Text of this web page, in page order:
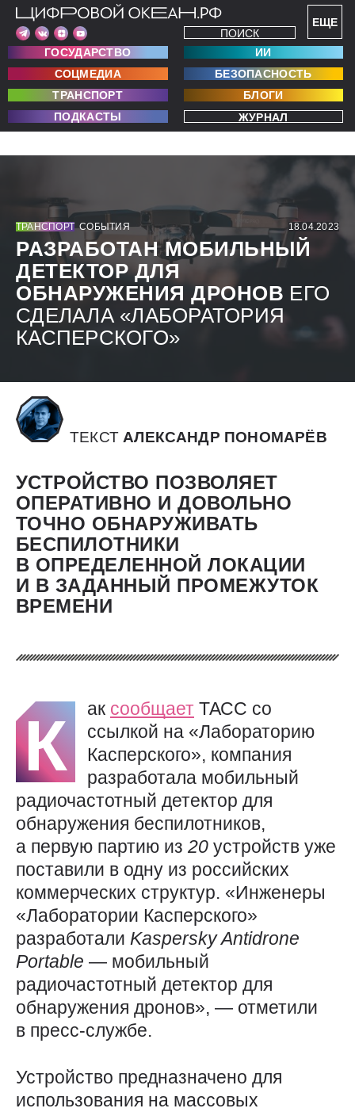
ЕЩЕ
ПОИСК
ГОСУДАРСТВО
ИИ
СОЦМЕДИА
БЕЗОПАСНОСТЬ
ТРАНСПОРТ
БЛОГИ
ПОДКАСТЫ
ЖУРНАЛ
ТРАНСПОРТ СОБЫТИЯ 18.04.2023
РАЗРАБОТАН МОБИЛЬНЫЙ
ДЕТЕКТОР ДЛЯ
ОБНАРУЖЕНИЯ ДРОНОВ ЕГО
СДЕЛАЛА «ЛАБОРАТОРИЯ
КАСПЕРСКОГО»
ТЕКСТ АЛЕКСАНДР ПОНОМАРЁВ
УСТРОЙСТВО ПОЗВОЛЯЕТ
ОПЕРАТИВНО И ДОВОЛЬНО
ТОЧНО ОБНАРУЖИВАТЬ
БЕСПИЛОТНИКИ
В ОПРЕДЕЛЕННОЙ ЛОКАЦИИ
И В ЗАДАННЫЙ ПРОМЕЖУТОК
ВРЕМЕНИ
К ак сообщает ТАСС со
ссылкой на «Лабораторию
Касперского», компания
разработала мобильный
радиочастотный детектор для
обнаружения беспилотников,
а первую партию из 20 устройств уже
поставили в одну из российских
коммерческих структур. «Инженеры
«Лаборатории Касперского»
разработали KasperskyAntidrone
Portable — мобильный
радиочастотный детектор для
обнаружения дронов», — отметили
в пресс-службе.
Устройство предназначено для
использования на массовых